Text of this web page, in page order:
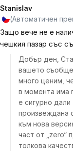
Stanislav
(Автоматичен
Защо вече не е
чешкия пазар със
Добър ден,
вашето
много ценим,
в момента има
е сигурно
произвеждана
към нова
част от „zero“
толкова